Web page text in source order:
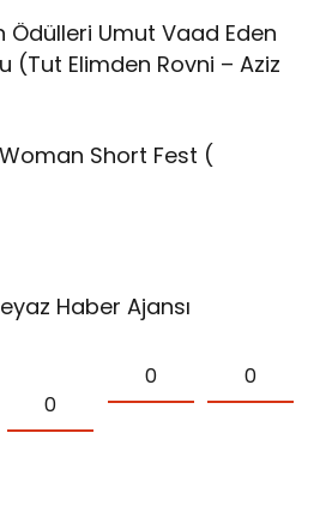
Ödülleri Umut Vaad Eden
(Tut Elimden Rovni – Aziz
Short Fest (
Haber Ajansı
0
0 0